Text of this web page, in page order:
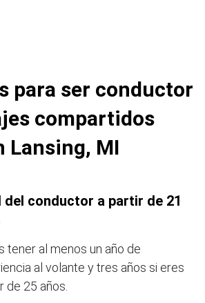
para ser conductor
compartidos
Lansing, MI
del conductor a partir de 21
tener al menos un año de
al volante y tres años si eres
de 25 años.